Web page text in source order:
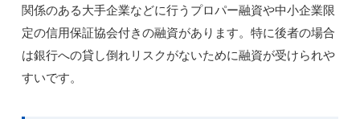
関係のある大手企業などに行うプロパー融資や中小企業限
定の信用保証協会付きの融資があります。特に後者の場合
は銀行への貸し倒れリスクがないために融資が受けられや
すいです。